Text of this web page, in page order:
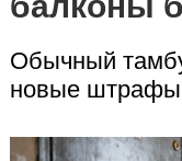
Обычный
новые штрафы